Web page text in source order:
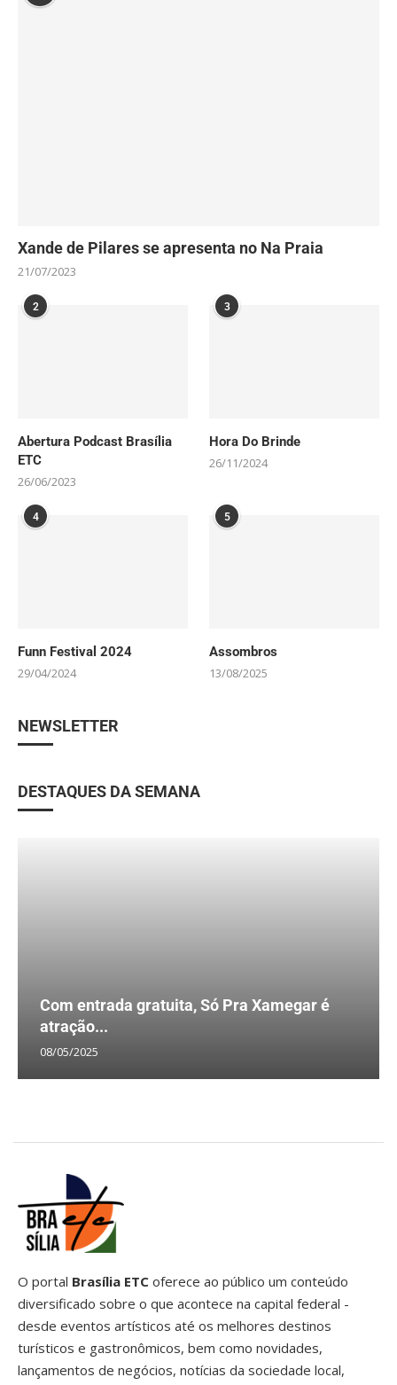
Xande de Pilares se apresenta no Na Praia
21/07/2023
2
Abertura Podcast Brasília
ETC
26/06/2023
3
Hora Do Brinde
26/11/2024
4
Funn Festival 2024
29/04/2024
5
Assombros
13/08/2025
NEWSLETTER
DESTAQUES DA SEMANA
Com entrada gratuita, Só Pra Xamegar é
atração...
08/05/2025
O portal Brasília ETC oferece ao público um conteúdo
diversificado sobre o que acontece na capital federal -
desde eventos artísticos até os melhores destinos
turísticos e gastronômicos, bem como novidades,
lançamentos de negócios, notícias da sociedade local,